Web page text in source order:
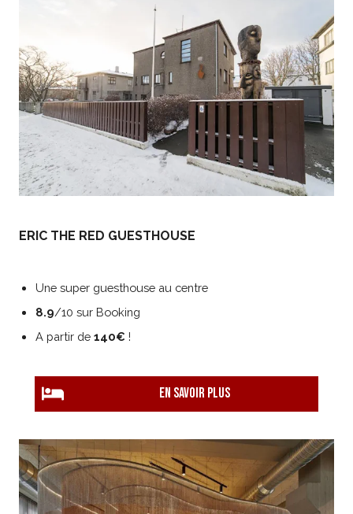
ERIC THE RED GUESTHOUSE
Une super guesthouse au centre
8.9/10 sur Booking
A partir de 140€ !
EN savoir plus